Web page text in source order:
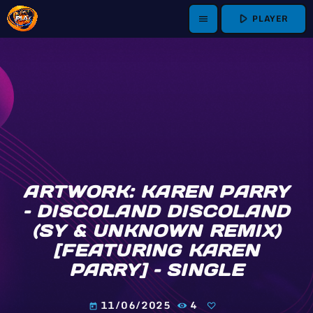
menu play_arrow PLAYER
ARTWORK: KAREN PARRY
– DISCOLAND DISCOLAND
(SY & UNKNOWN REMIX)
[FEATURING KAREN
PARRY] – SINGLE
today 11/06/2025 4